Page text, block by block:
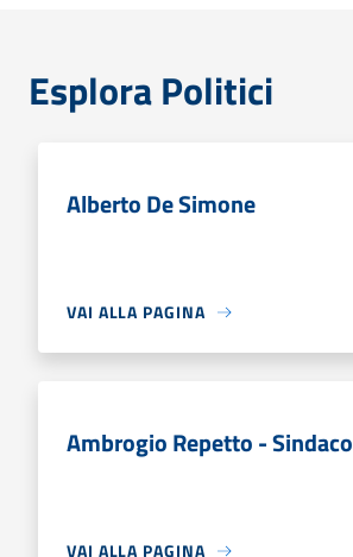
Esplora Politici
Alberto De Simone
VAI ALLA PAGINA
Ambrogio Repetto - Sindaco
VAI ALLA PAGINA